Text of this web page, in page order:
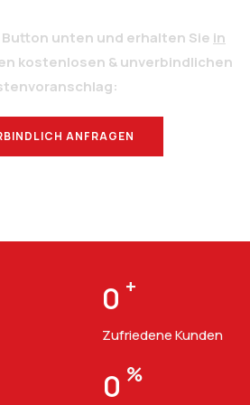
Button unten und erhalten Sie in
kostenlosen & unverbindlichen
ANFRAGEN
0 +
Zufriedene Kunden
0 %